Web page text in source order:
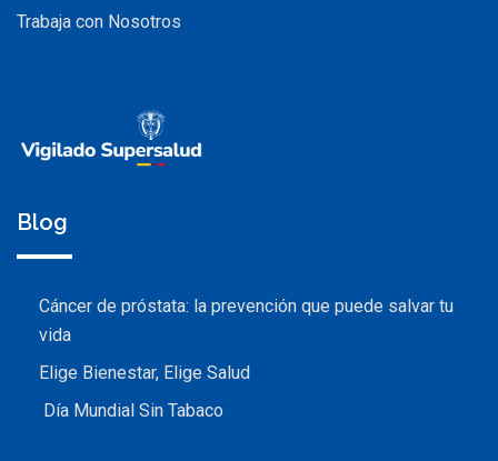
Trabaja con Nosotros
Blog
Cáncer de próstata: la prevención que puede salvar tu
vida
Elige Bienestar, Elige Salud
Día Mundial Sin Tabaco